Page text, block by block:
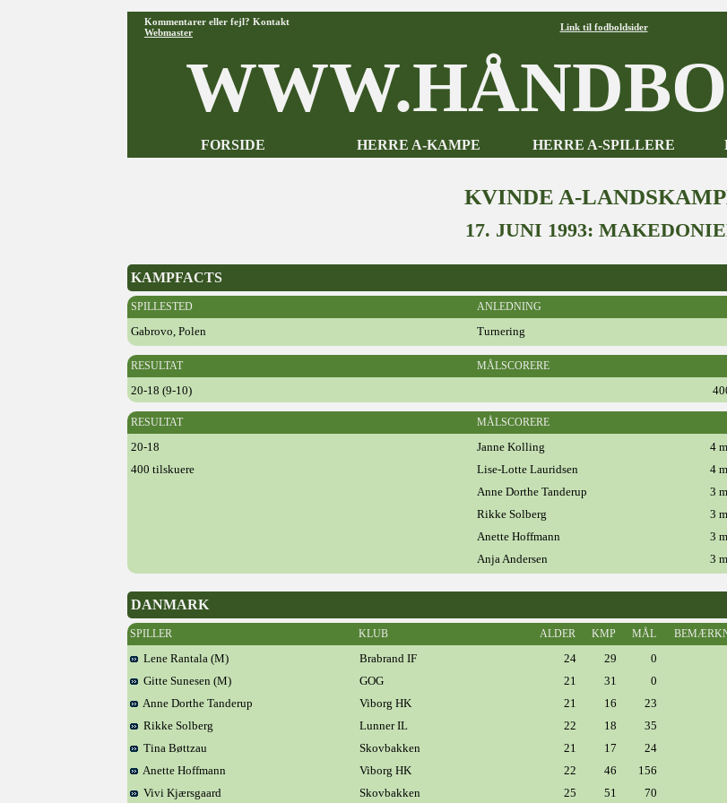
Kommentarer eller fejl? Kontakt
Webmaster
Link til fodboldsider
FORSIDE HERRE A-KAMPE HERRE A-SPILLERE
KVINDE A-
17. JUNI 1993:
KAMPFACTS
SPILLESTED ANLEDNING
Gabrovo, Polen Turnering
RESULTAT MÅLSCORERE
20-18 (9-10)
RESULTAT MÅLSCORERE
20-18 Janne Kolling
4
400 tilskuere
Lise-Lotte Lauridsen
4
Anne Dorthe Tanderup
3
Rikke Solberg
3
Anette Hoffmann
3
Anja Andersen
3
DANMARK
SPILLER KLUB ALDER KMP MÅL
Lene Rantala (M) Brabrand IF 24 29
0
Gitte Sunesen (M)
GOG 21 31
0
Anne Dorthe Tanderup
Viborg HK 21 16
23
Rikke Solberg
Lunner IL 22 18
35
Tina Bøttzau
Skovbakken 21 17
24
Anette Hoffmann
Viborg HK 22 46
156
Vivi Kjærsgaard
Skovbakken 25 51 70